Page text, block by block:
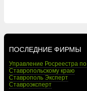
ПОСЛЕДНИЕ ФИРМЫ
Управление Росреестра по
Ставропольскому краю
Ставрополь Эксперт
Ставроэксперт